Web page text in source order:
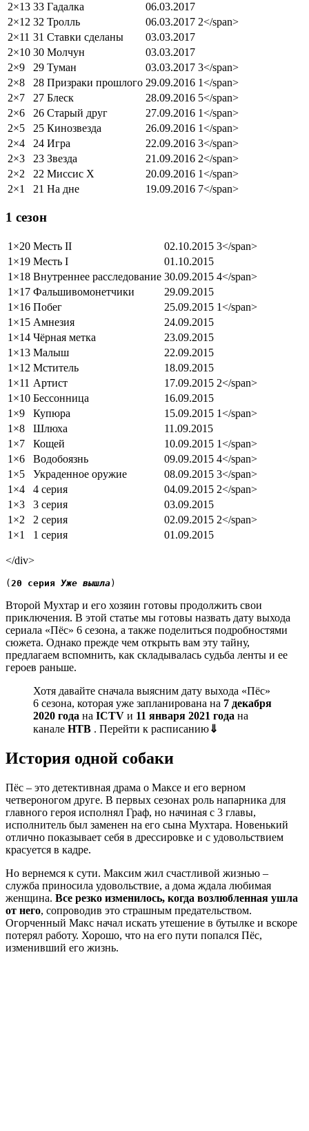
2×13 33 Гадалка
06.03.2017
2×12 32 Тролль 06.03.2017 2</span>
2×11 31 Ставки сделаны
03.03.2017
2×10 30 Молчун
03.03.2017
2×9
29 Туман 03.03.2017 3</span>
2×8
28 Призраки прошлого 29.09.2016 1</span>
2×7
27 Блеск 28.09.2016 5</span>
2×6
26 Старый друг 27.09.2016 1</span>
2×5
25 Кинозвезда 26.09.2016 1</span>
2×4
24 Игра 22.09.2016 3</span>
2×3
23 Звезда 21.09.2016 2</span>
2×2
22 Миссис Х 20.09.2016 1</span>
2×1
21 На дне 19.09.2016 7</span>
1 сезон
1×20 Месть II 02.10.2015 3</span>
1×19 Месть I
01.10.2015
1×18 Внутреннее расследование 30.09.2015 4</span>
1×17 Фальшивомонетчики
29.09.2015
1×16 Побег 25.09.2015 1</span>
1×15 Амнезия
24.09.2015
1×14 Чёрная метка
23.09.2015
1×13 Малыш
22.09.2015
1×12 Мститель
18.09.2015
1×11 Артист 17.09.2015 2</span>
1×10 Бессонница
16.09.2015
1×9
Купюра 15.09.2015 1</span>
1×8
Шлюха
11.09.2015
1×7
Кощей 10.09.2015 1</span>
1×6
Водобоязнь 09.09.2015 4</span>
1×5
Украденное оружие 08.09.2015 3</span>
1×4
4 серия 04.09.2015 2</span>
1×3
3 серия
03.09.2015
1×2
2 серия 02.09.2015 2</span>
1×1
1 серия 01.09.2015
</div>
( 20 серия Уже вышла)
Второй Мухтар и его хозяин готовы продолжить свои
приключения. В этой статье мы готовы назвать дату выхода
сериала «Пёс» 6 сезона, а также поделиться подробностями
сюжета. Однако прежде чем открыть вам эту тайну,
предлагаем вспомнить, как складывалась судьба ленты и ее
героев раньше.
Хотя давайте сначала выясним дату выхода «Пёс»
6 сезона, которая уже запланирована на 7 декабря
2020 года на ICTV и 11 января 2021 года на
канале НТВ . Перейти к расписанию⇓
История одной собаки
Пёс – это детективная драма о Максе и его верном
четвероногом друге. В первых сезонах роль напарника для
главного героя исполнял Граф, но начиная с 3 главы,
исполнитель был заменен на его сына Мухтара. Новенький
отлично показывает себя в дрессировке и с удовольствием
красуется в кадре.
Но вернемся к сути. Максим жил счастливой жизнью –
служба приносила удовольствие, а дома ждала любимая
женщина. Все резко изменилось, когда возлюбленная ушла
от него, сопроводив это страшным предательством.
Огорченный Макс начал искать утешение в бутылке и вскоре
потерял работу. Хорошо, что на его пути попался Пёс,
изменивший его жизнь.